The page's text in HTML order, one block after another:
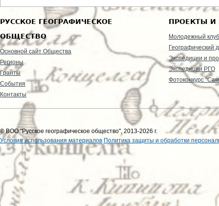
РУССКОЕ ГЕОГРАФИЧЕСКОЕ
ОБЩЕСТВО
Основной сайт Общества
Регионы
Гранты
События
Контакты
ПРОЕКТЫ И
Молодежный клуб
Географический
Экспедиции и
Экспедиции РГО
Фотоконкурс
© ВОО "Русское географическое общество", 2013-2026 г.
Условия использования материалов Политика защиты и обработки